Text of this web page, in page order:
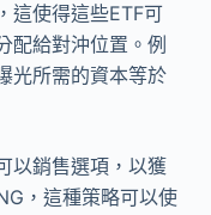
這使得這些ETF可
配給對沖位置。例
光所需的資本等於
以銷售選項，以獲
，這種策略可以使